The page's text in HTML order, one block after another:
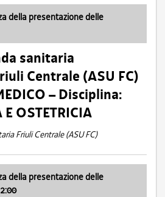
della presentazione delle
sanitaria
Centrale (ASU FC)
– Disciplina:
OSTETRICIA
Friuli Centrale (ASU FC)
della presentazione delle